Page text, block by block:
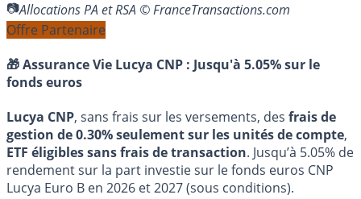
Allocations PA et RSA © FranceTransactions.com
Offre Partenaire
🎁 Assurance Vie Lucya CNP : Jusqu'à 5.05% sur le
fonds euros
Lucya CNP, sans frais sur les versements, des frais de
gestion de 0.30% seulement sur les unités de compte,
ETF éligibles sans frais de transaction. Jusqu’à 5.05% de
rendement sur la part investie sur le fonds euros CNP
Lucya Euro B en 2026 et 2027 (sous conditions).